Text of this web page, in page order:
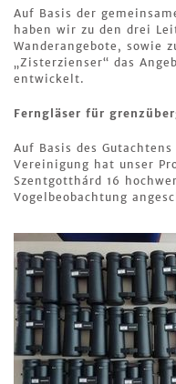
Auf Basis der
haben wir zu den drei
Wanderangebote, sowie
„Zisterzienser“ das
entwickelt.
Ferngläser für
Auf Basis des
Vereinigung hat unser
Szentgotthárd 16
Vogelbeobachtung